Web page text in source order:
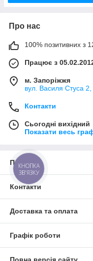
Про нас
100% позитивних з
Працює з
м. Запоріжжя
вул. Василя Стуса
Контакти
Сьогодні вихідний
Показати весь
Про нас
Контакти
Доставка та оплата
Графік роботи
КНОПКА
ЗВ'ЯЗКУ